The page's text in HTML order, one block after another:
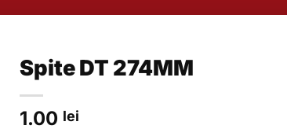
Spite DT 274MM
1.00 lei